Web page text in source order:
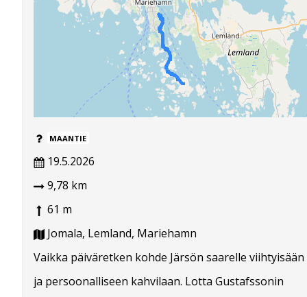
MAANTIE
19.5.2026
9,78 km
61 m
Jomala, Lemland, Mariehamn
Vaikka päiväretken kohde Järsön saarelle viihtyisään
ja persoonalliseen kahvilaan. Lotta Gustafssonin